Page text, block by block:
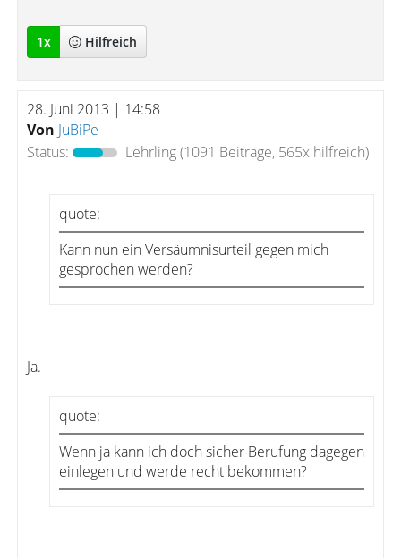
1x Hilfreich
28. Juni 2013 | 14:58
Von JuBiPe
Status:
Lehrling(1091 Beiträge, 565x hilfreich)
quote:
Kann nun ein Versäumnisurteil gegen mich
gesprochen werden?
Ja.
quote:
Wenn ja kann ich doch sicher Berufung dagegen
einlegen und werde recht bekommen?